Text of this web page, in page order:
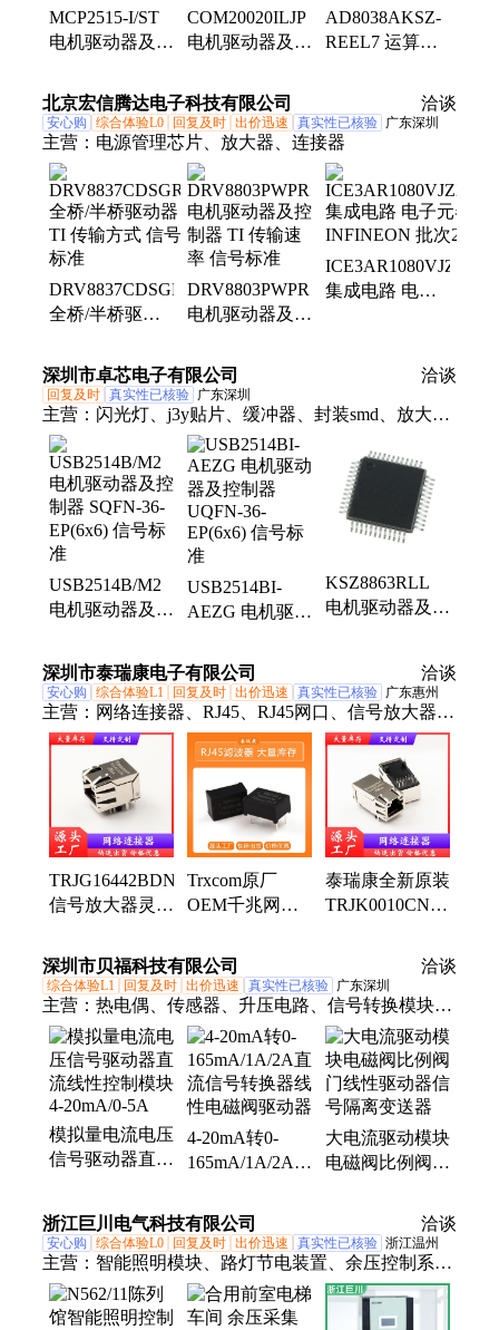
MCP2515-I/ST
电机驱动器及控
电压 信号标准
COM20020ILJP
电机驱动器及控
温度 信号标准
AD8038AKSZ-
REEL7 运算放
N/A 输入失调电
压Vos
北京宏信腾达电子科技有限公司 洽谈
安心购 综合体验L0 回复及时 出价迅速 真实性已核验 广东深圳
主营： 电源管理芯片、放大器、连接器
DRV8837CDSGR
全桥/半桥驱动
信号标准
DRV8803PWPR
电机驱动器及控
率 信号标准
集成电路 电子
深圳市卓芯电子有限公司 洽谈
回复及时 真实性已核验 广东深圳
主营： 闪光灯、j3y贴片、缓冲器、封装smd、放大
器、芯片门、i2c接口、解码器、sop8dc-dc、线性稳、
照明灯、bk2535q32、稳压器、1n5819dip、封装bga、
控制器、to-220-3n、连接器、合成器、dsep8-12a、to-
252mos、smd电阻、sot-323-5、nau8814yg、快充车
USB2514B/M2
电机驱动器及控
EP(6x6) 信号标
准
USB2514BI-
AEZG 电机驱动
UQFN-36-
EP(6x6) 信号标
准
KSZ8863RLL
电机驱动器及控
准
深圳市泰瑞康电子有限公司 洽谈
安心购 综合体验L1 回复及时 出价迅速 真实性已核验 广东惠州
主营： 网络连接器、RJ45、RJ45网口、信号放大器、
RJ45连接器、以太网网口、网口、USB RJ45、贴片
式RJ45、防水网口、网络变压器、网络滤波器、网口
变压器、光模块、SFP光模块、光纤模块、光纤笼
子、SFP笼子、电力载波模组、PLC模组、光笼子、
rj45
TRJG16442BDNL
信号放大器灵敏
rj45以太网接口
Trxcom原厂
OEM千兆网络
1000Base-TX
RJ45 以太网隔
离变压器
泰瑞康全新原装
TRJK0010CNL
rj45系列网络连
接器
深圳市贝福科技有限公司 洽谈
综合体验L1 回复及时 出价迅速 真实性已核验 广东深圳
主营： 热电偶、传感器、升压电路、信号转换模块、
采集模块、高压电源、振动分析仪、动态采集卡
模拟量电流电压
信号驱动器直流
4-20mA转0-
165mA/1A/2A直
性电磁阀驱动器
大电流驱动模块
电磁阀比例阀门
浙江巨川电气科技有限公司 洽谈
安心购 综合体验L0 回复及时 出价迅速 真实性已核验 浙江温州
主营： 智能照明模块、路灯节电装置、余压控制系
统、智能路灯控制器